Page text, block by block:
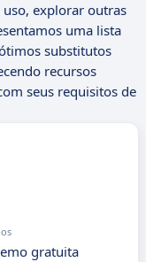
explorar outras
uma lista
substitutos
recursos
seus requisitos de
gratuita